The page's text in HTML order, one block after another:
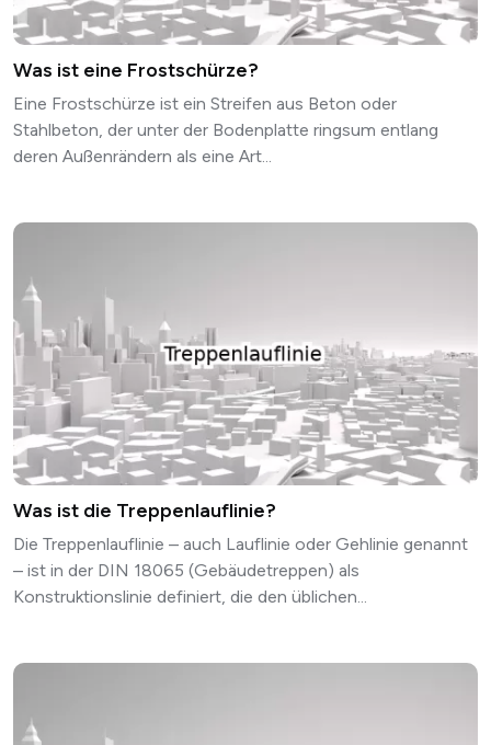
Was ist eine Frostschürze?
Eine Frostschürze ist ein Streifen aus Beton oder
Stahlbeton, der unter der Bodenplatte ringsum entlang
deren Außenrändern als eine Art...
Was ist die Treppenlauflinie?
Die Treppenlauflinie – auch Lauflinie oder Gehlinie genannt
– ist in der DIN 18065 (Gebäudetreppen) als
Konstruktionslinie definiert, die den üblichen...